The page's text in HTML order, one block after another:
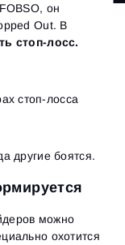
он
Out. В
стоп-лосс.
стоп-лосса
другие боятся.
можно
охотится